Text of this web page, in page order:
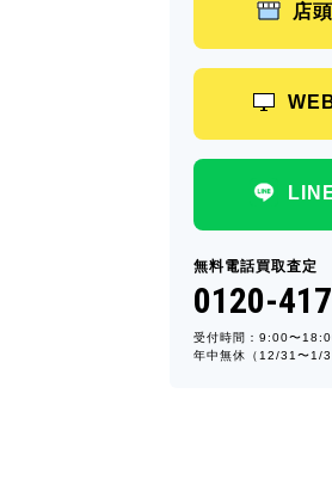
店
無料電話買取査定
0120-
受付時間：9:00〜
年中無休（12/31〜1/3